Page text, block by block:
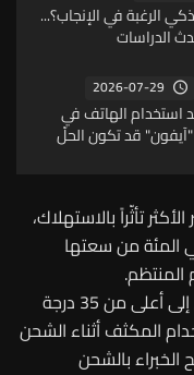
الرغبة في الإنجاب؟...
الدراسات
2026-07-29
استخدام الهاتف في
"آيفون" قد تكون الحلّ
تأثّراً بالاستهلاك،
المئة من سعتها
المنتظم.
ويُعدّ الارتفاع في درجات الحرارة، بما يصل إلى أعلى من 35 درجة
المكثف أثناء الشحن
بالشحن